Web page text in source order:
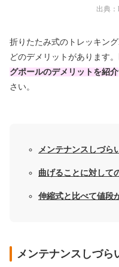
出典：
折りたたみ式のトレッキン
どのデメリットがあります。
グポールのデメリットを紹介
さい。
メンテナンスしづら
曲げることに対して
伸縮式と比べて値段
メンテナンスしづら